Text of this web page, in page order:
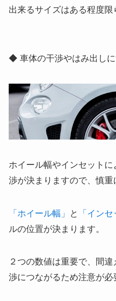
出来るサイズはある程度限
◆ 車体の干渉やはみ出し
ホイール幅やインセット
渉が決まりますので、慎重
「ホイール幅」 と 「インセ
ルの位置が決まります。
２つの数値は重要で、間
渉につながるため注意が必